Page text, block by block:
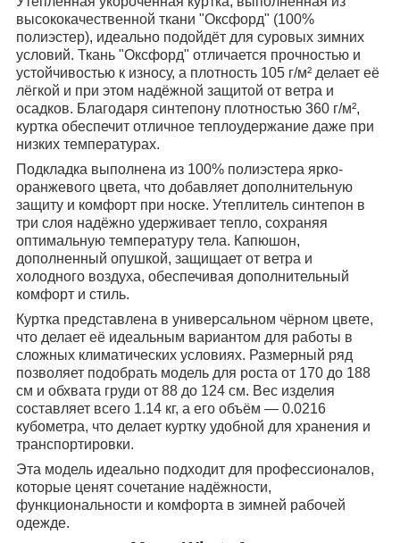
высококачественной ткани "Оксфорд" (100%
полиэстер), идеально подойдёт для суровых зимних
условий. Ткань "Оксфорд" отличается прочностью и
устойчивостью к износу, а плотность 105 г/м² делает её
лёгкой и при этом надёжной защитой от ветра и
осадков. Благодаря синтепону плотностью 360 г/м²,
куртка обеспечит отличное теплоудержание даже при
низких температурах.
Подкладка выполнена из 100% полиэстера ярко-
оранжевого цвета, что добавляет дополнительную
защиту и комфорт при носке. Утеплитель синтепон в
три слоя надёжно удерживает тепло, сохраняя
оптимальную температуру тела. Капюшон,
дополненный опушкой, защищает от ветра и
холодного воздуха, обеспечивая дополнительный
комфорт и стиль.
Куртка представлена в универсальном чёрном цвете,
что делает её идеальным вариантом для работы в
сложных климатических условиях. Размерный ряд
позволяет подобрать модель для роста от 170 до 188
см и обхвата груди от 88 до 124 см. Вес изделия
составляет всего 1.14 кг, а его объём — 0.0216
кубометра, что делает куртку удобной для хранения и
транспортировки.
Эта модель идеально подходит для профессионалов,
которые ценят сочетание надёжности,
функциональности и комфорта в зимней рабочей
одежде.